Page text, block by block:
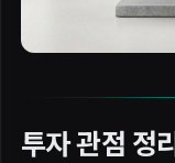
투자 관점 정리